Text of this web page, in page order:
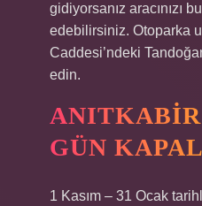
gidiyorsanız aracınızı
edebilirsiniz. Otoparka
Caddesi’ndeki
edin.
GÜN
1 Kasım – 31 Ocak